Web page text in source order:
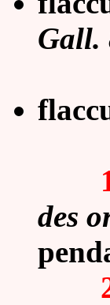
Gall.
des